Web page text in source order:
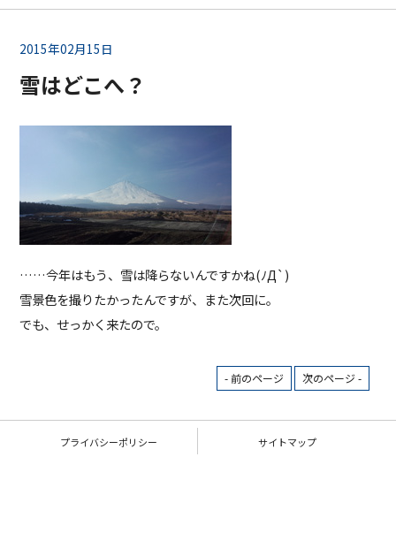
2015年02月15日
雪はどこへ？
……今年はもう、雪は降らないんですかね(ﾉД`)
雪景色を撮りたかったんですが、また次回に。
でも、せっかく来たので。
- 前のページ 次のページ -
プライバシーポリシー サイトマップ